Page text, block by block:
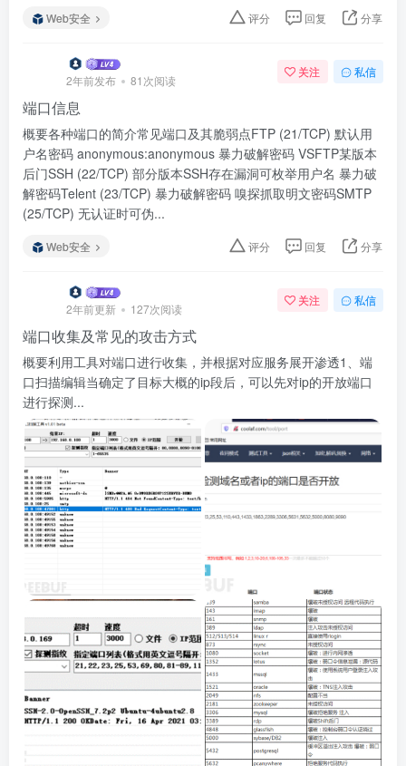
Web安全 评分 回复 分享
2年前发布 81次阅读
关注 私信
端口信息
概要各种端口的简介常见端口及其脆弱点FTP (21/TCP) 默认用
户名密码 anonymous:anonymous 暴力破解密码 VSFTP某版本
后门SSH (22/TCP) 部分版本SSH存在漏洞可枚举用户名 暴力破
解密码Telent (23/TCP) 暴力破解密码 嗅探抓取明文密码SMTP
(25/TCP) 无认证时可伪...
Web安全 评分 回复 分享
2年前更新 127次阅读
关注 私信
端口收集及常见的攻击方式
概要利用工具对端口进行收集，并根据对应服务展开渗透1、端
口扫描编辑当确定了目标大概的ip段后，可以先对ip的开放端口
进行探测...